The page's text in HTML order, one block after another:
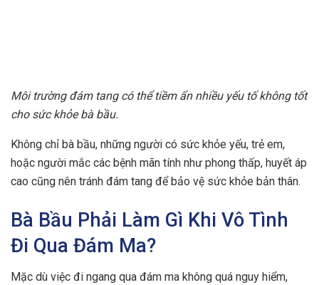
Môi trường đám tang có thể tiềm ẩn nhiều yếu tố không tốt
cho sức khỏe bà bầu.
Không chỉ bà bầu, những người có sức khỏe yếu, trẻ em,
hoặc người mắc các bệnh mãn tính như phong thấp, huyết áp
cao cũng nên tránh đám tang để bảo vệ sức khỏe bản thân.
Bà Bầu Phải Làm Gì Khi Vô Tình
Đi Qua Đám Ma?
Mặc dù việc đi ngang qua đám ma không quá nguy hiểm,